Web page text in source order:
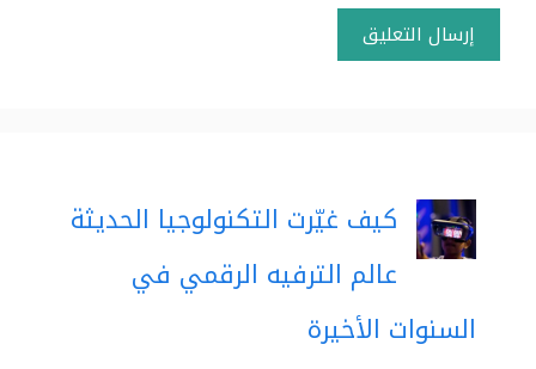
كيف غيّرت التكنولوجيا الحديثة
عالم الترفيه الرقمي في
السنوات الأخيرة